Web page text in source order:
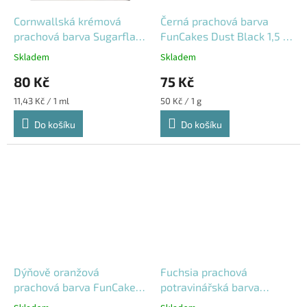
Cornwallská krémová
prachová barva Sugarflair
7 ml
Skladem
80 Kč
Měrná
cena:
11,43 Kč / 1 ml
Do košíku
Černá prachová barva
FunCakes Dust Black 1,5 g
F45200
Skladem
75 Kč
Měrná
cena:
50 Kč / 1 g
Do košíku
Dýňově oranžová
prachová barva FunCakes
1,5 g F45265
Fuchsia prachová
potravinářská barva
Sugarflair 7 ml